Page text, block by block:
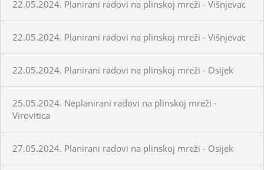
22.05.2024. Planirani radovi na plinskoj mreži - Višnjevac
22.05.2024. Planirani radovi na plinskoj mreži - Višnjevac
22.05.2024. Planirani radovi na plinskoj mreži - Osijek
25.05.2024. Neplanirani radovi na plinskoj mreži -
Virovitica
27.05.2024. Planirani radovi na plinskoj mreži - Osijek